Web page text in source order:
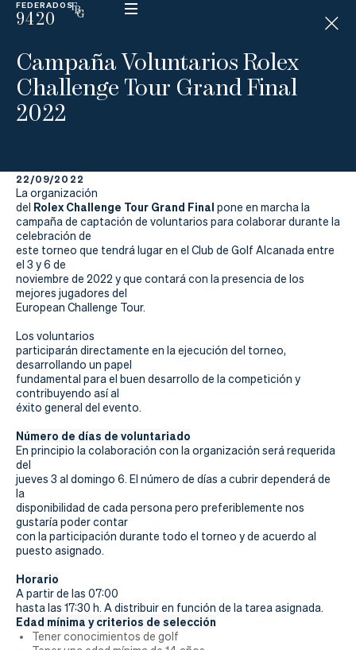
FEDERADOS
9420
ESP
N
D
I
C
A
P
La
Federación
Federarse
Jugar
Aprender
Actualidad
Tienda
Campaña Voluntarios Rolex
Challenge Tour Grand Final
2022
22/09/2022
La organización
del Rolex Challenge Tour Grand Final pone en marcha la
campaña de captación de voluntarios para colaborar durante la
celebración de
este torneo que tendrá lugar en el Club de Golf Alcanada entre
el 3 y 6 de
noviembre de 2022 y que contará con la presencia de los
mejores jugadores del
European Challenge Tour.
Los voluntarios
participarán directamente en la ejecución del torneo,
desarrollando un papel
fundamental para el buen desarrollo de la competición y
contribuyendo así al
éxito general del evento.
Número de días de voluntariado
En principio la colaboración con la organización será requerida
del
jueves 3 al domingo 6. El número de días a cubrir dependerá de
la
disponibilidad de cada persona pero preferiblemente nos
gustaría poder contar
con la participación durante todo el torneo y de acuerdo al
puesto asignado.
Horario
A partir de las 07:00
hasta las 17:30 h. A distribuir en función de la tarea asignada.
Edad mínima y criterios de selección
Tener conocimientos de golf